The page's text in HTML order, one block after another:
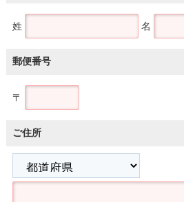
姓 名
郵便番号
〒
ご住所